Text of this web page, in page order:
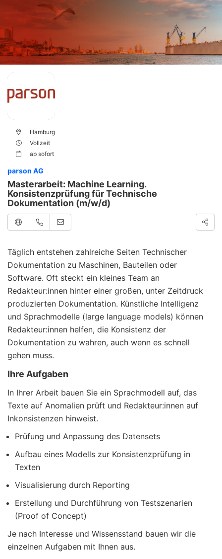
Hamburg
Vollzeit
ab sofort
parson AG
Masterarbeit: Machine Learning.
Konsistenzprüfung für Technische
Dokumentation (m/w/d)
Täglich entstehen zahlreiche Seiten Technischer
Dokumentation zu Maschinen, Bauteilen oder
Software. Oft steckt ein kleines Team an
Redakteur:innen hinter einer großen, unter Zeitdruck
produzierten Dokumentation. Künstliche Intelligenz
und Sprachmodelle (large language models) können
Redakteur:innen helfen, die Konsistenz der
Dokumentation zu wahren, auch wenn es schnell
gehen muss.
Ihre Aufgaben
In Ihrer Arbeit bauen Sie ein Sprachmodell auf, das
Texte auf Anomalien prüft und Redakteur:innen auf
Inkonsistenzen hinweist.
Prüfung und Anpassung des Datensets
Aufbau eines Modells zur Konsistenzprüfung in
Texten
Visualisierung durch Reporting
Erstellung und Durchführung von Testszenarien
(Proof of Concept)
Je nach Interesse und Wissensstand bauen wir die
einzelnen Aufgaben mit Ihnen aus.